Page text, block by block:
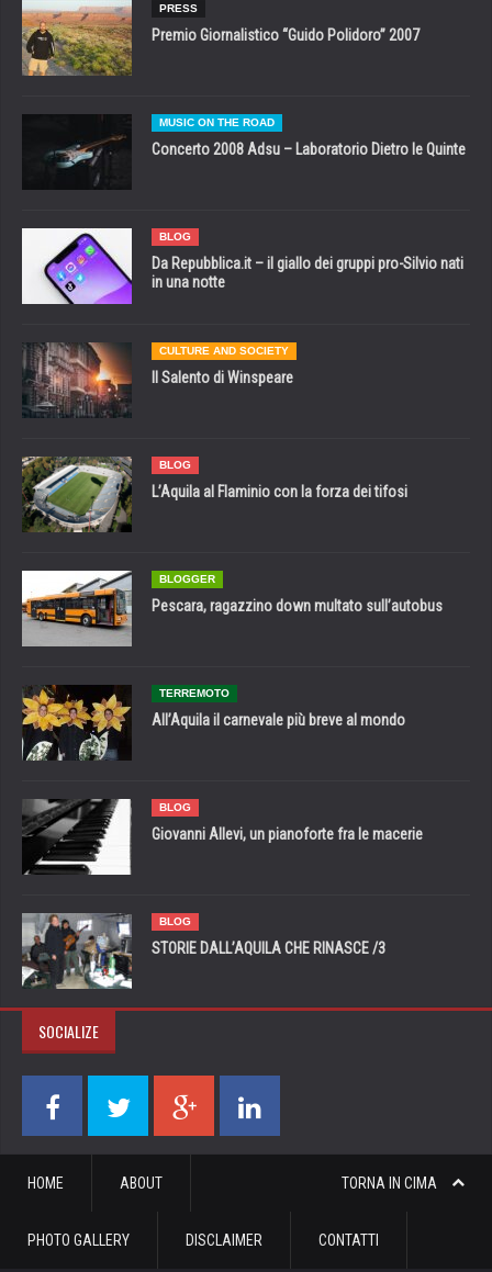
PRESS
Premio Giornalistico “Guido Polidoro” 2007
MUSIC ON THE ROAD
Concerto 2008 Adsu – Laboratorio Dietro le Quinte
BLOG
Da Repubblica.it – il giallo dei gruppi pro-Silvio nati
in una notte
CULTURE AND SOCIETY
Il Salento di Winspeare
BLOG
L’Aquila al Flaminio con la forza dei tifosi
BLOGGER
Pescara, ragazzino down multato sull’autobus
TERREMOTO
All’Aquila il carnevale più breve al mondo
BLOG
Giovanni Allevi, un pianoforte fra le macerie
BLOG
STORIE DALL’AQUILA CHE RINASCE /3
SOCIALIZE
TORNA IN CIMA
HOME ABOUT
PHOTO GALLERY DISCLAIMER CONTATTI